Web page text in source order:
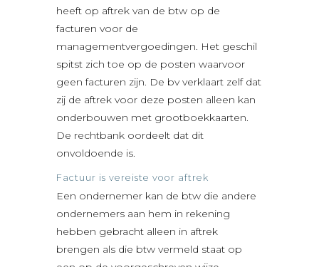
heeft op aftrek van de btw op de
facturen voor de
managementvergoedingen. Het geschil
spitst zich toe op de posten waarvoor
geen facturen zijn. De bv verklaart zelf dat
zij de aftrek voor deze posten alleen kan
onderbouwen met grootboekkaarten.
De rechtbank oordeelt dat dit
onvoldoende is.
Factuur is vereiste voor aftrek
Een ondernemer kan de btw die andere
ondernemers aan hem in rekening
hebben gebracht alleen in aftrek
brengen als die btw vermeld staat op